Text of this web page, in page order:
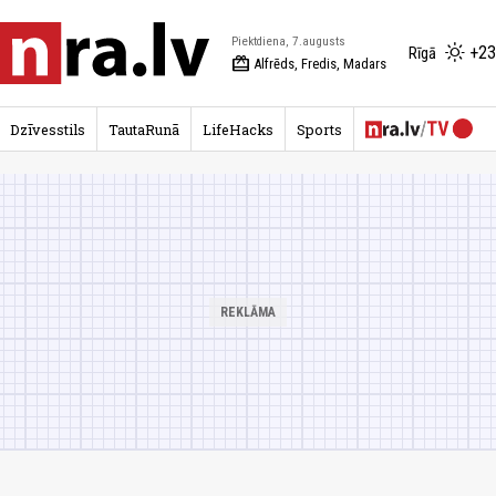
Piektdiena, 7.augusts
redeem Alfrēds, Fredis, Madars
Rīgā
Dzīvesstils TautaRunā LifeHacks Sports